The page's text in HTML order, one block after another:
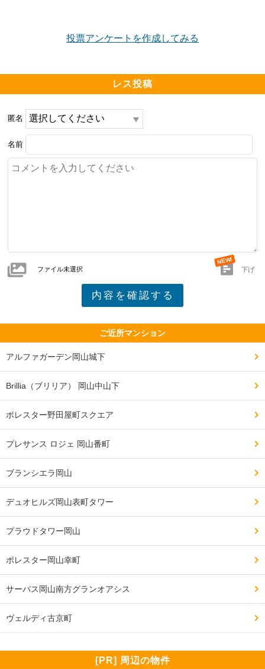
投票アンケートを作成してみる
レス投稿
匿名
名前
ファイル未選択 下げ
ご近所マンション
アルファガーデン岡山城下
Brillia（ブリリア） 岡山中山下
ポレスター野田屋町スクエア
プレサンス ロジェ 岡山番町
ブランシエラ岡山
デュオヒルズ岡山表町タワー
プラウドタワー岡山
ポレスター岡山幸町
サーパス岡山南方グランオアシス
ヴェルディ古京町
[PR] 周辺の物件